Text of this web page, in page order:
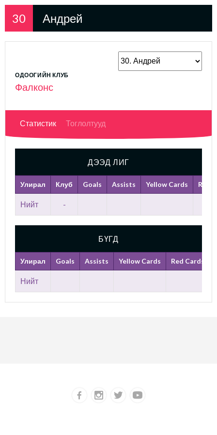
30 Андрей
ОДООГИЙН КЛУБ
Фалконс
Статистик Тоглолтууд
ДЭЭД ЛИГ
Улирал Клуб Goals Assists Yellow Cards Red
Нийт -
БҮГД
Улирал Goals Assists Yellow Cards Red Cards
Нийт